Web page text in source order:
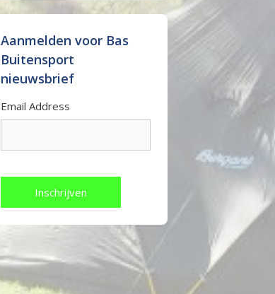
Aanmelden voor Bas
Buitensport
nieuwsbrief
Email Address